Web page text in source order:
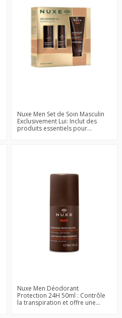
Nuxe Men Set de Soin Masculin
Exclusivement Lui: Inclut des
produits essentiels pour...
Nuxe Men Déodorant
Protection 24H 50ml : Contrôle
la transpiration et offre une...